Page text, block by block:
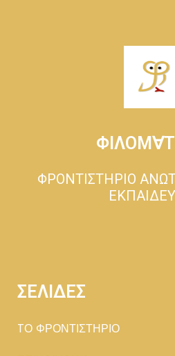
ΦΡΟΝΤΙΣΤΗΡΙΟ
ΣΕΛΙΔΕΣ
TΟ ΦΡΟΝΤΙΣΤΗΡΙΟ